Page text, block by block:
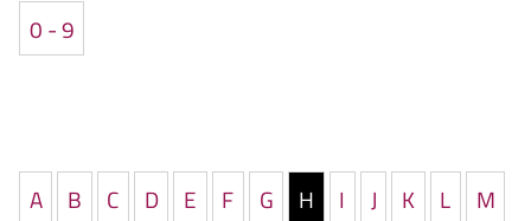
0 - 9
A B C D E F G H I J K L
M